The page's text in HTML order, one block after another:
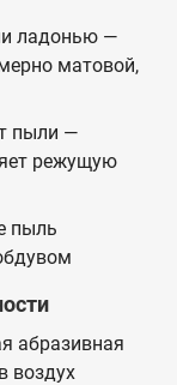
ладонью —
матовой,
пыли —
режущую
пыль
абразивная
воздух